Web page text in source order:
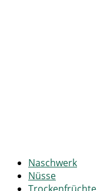
Naschwerk
Nüsse